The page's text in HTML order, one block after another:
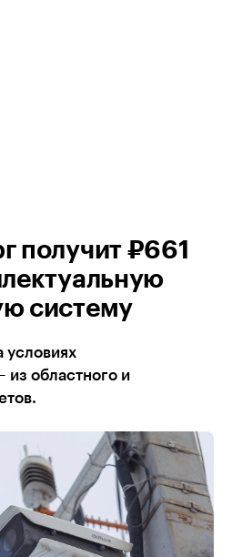
получит ₽661
систему
условиях
областного и